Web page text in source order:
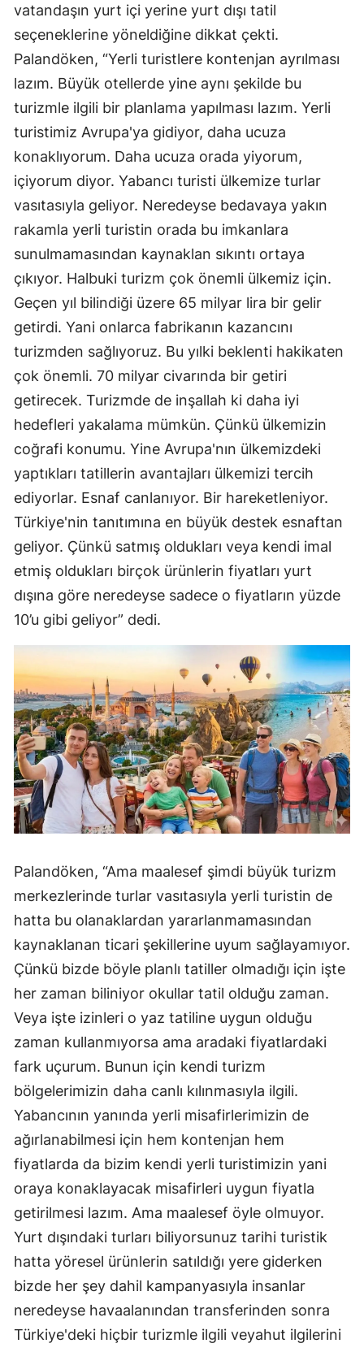
vatandaşın yurt içi yerine yurt dışı tatil
seçeneklerine yöneldiğine dikkat çekti.
Palandöken, “Yerli turistlere kontenjan ayrılması
lazım. Büyük otellerde yine aynı şekilde bu
turizmle ilgili bir planlama yapılması lazım. Yerli
turistimiz Avrupa'ya gidiyor, daha ucuza
konaklıyorum. Daha ucuza orada yiyorum,
içiyorum diyor. Yabancı turisti ülkemize turlar
vasıtasıyla geliyor. Neredeyse bedavaya yakın
rakamla yerli turistin orada bu imkanlara
sunulmamasından kaynaklan sıkıntı ortaya
çıkıyor. Halbuki turizm çok önemli ülkemiz için.
Geçen yıl bilindiği üzere 65 milyar lira bir gelir
getirdi. Yani onlarca fabrikanın kazancını
turizmden sağlıyoruz. Bu yılki beklenti hakikaten
çok önemli. 70 milyar civarında bir getiri
getirecek. Turizmde de inşallah ki daha iyi
hedefleri yakalama mümkün. Çünkü ülkemizin
coğrafi konumu. Yine Avrupa'nın ülkemizdeki
yaptıkları tatillerin avantajları ülkemizi tercih
ediyorlar. Esnaf canlanıyor. Bir hareketleniyor.
Türkiye'nin tanıtımına en büyük destek esnaftan
geliyor. Çünkü satmış oldukları veya kendi imal
etmiş oldukları birçok ürünlerin fiyatları yurt
dışına göre neredeyse sadece o fiyatların yüzde
10’u gibi geliyor” dedi.
Palandöken, “Ama maalesef şimdi büyük turizm
merkezlerinde turlar vasıtasıyla yerli turistin de
hatta bu olanaklardan yararlanmamasından
kaynaklanan ticari şekillerine uyum sağlayamıyor.
Çünkü bizde böyle planlı tatiller olmadığı için işte
her zaman biliniyor okullar tatil olduğu zaman.
Veya işte izinleri o yaz tatiline uygun olduğu
zaman kullanmıyorsa ama aradaki fiyatlardaki
fark uçurum. Bunun için kendi turizm
bölgelerimizin daha canlı kılınmasıyla ilgili.
Yabancının yanında yerli misafirlerimizin de
ağırlanabilmesi için hem kontenjan hem
fiyatlarda da bizim kendi yerli turistimizin yani
oraya konaklayacak misafirleri uygun fiyatla
getirilmesi lazım. Ama maalesef öyle olmuyor.
Yurt dışındaki turları biliyorsunuz tarihi turistik
hatta yöresel ürünlerin satıldığı yere giderken
bizde her şey dahil kampanyasıyla insanlar
neredeyse havaalanından transferinden sonra
Türkiye'deki hiçbir turizmle ilgili veyahut ilgilerini